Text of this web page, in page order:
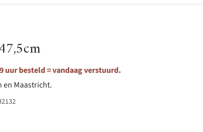
uur besteld = vandaag verstuurd.
en Maastricht.